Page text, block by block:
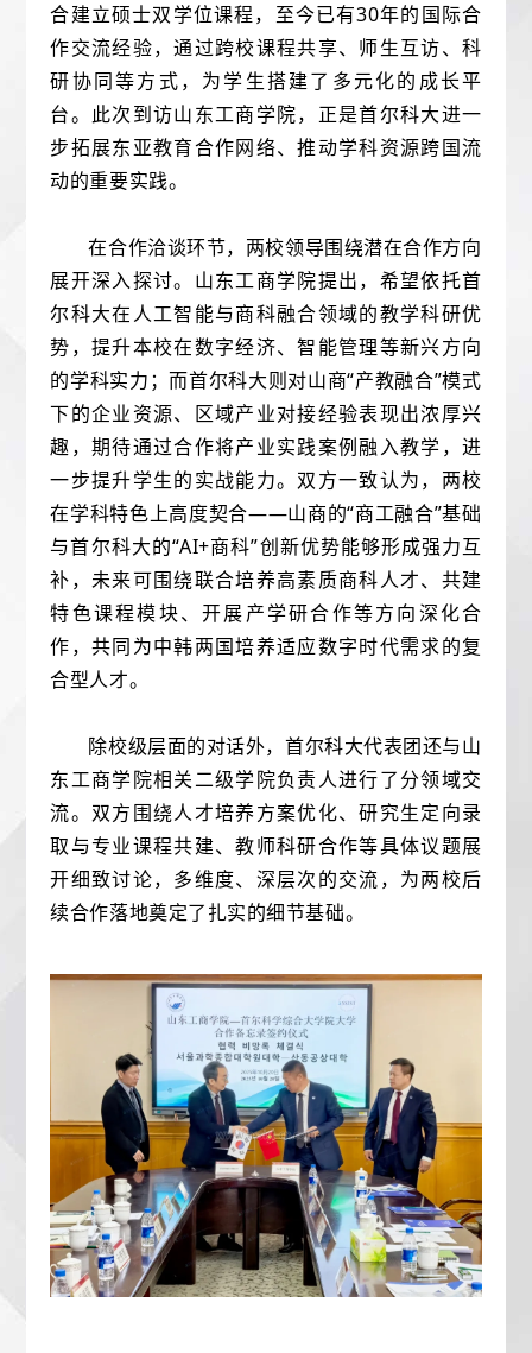
合建立硕士双学位课程，至今已有30年的国际合
作交流经验，通过跨校课程共享、师生互访、科
研协同等方式，为学生搭建了多元化的成长平
台。此次到访山东工商学院，正是首尔科大进一
步拓展东亚教育合作网络、推动学科资源跨国流
动的重要实践。
在合作洽谈环节，两校领导围绕潜在合作方向
展开深入探讨。山东工商学院提出，希望依托首
尔科大在人工智能与商科融合领域的教学科研优
势，提升本校在数字经济、智能管理等新兴方向
的学科实力；而首尔科大则对山商“产教融合”模式
下的企业资源、区域产业对接经验表现出浓厚兴
趣，期待通过合作将产业实践案例融入教学，进
一步提升学生的实战能力。双方一致认为，两校
在学科特色上高度契合——山商的“商工融合”基础
与首尔科大的“AI+商科”创新优势能够形成强力互
补，未来可围绕联合培养高素质商科人才、共建
特色课程模块、开展产学研合作等方向深化合
作，共同为中韩两国培养适应数字时代需求的复
合型人才。
除校级层面的对话外，首尔科大代表团还与山
东工商学院相关二级学院负责人进行了分领域交
流。双方围绕人才培养方案优化、研究生定向录
取与专业课程共建、教师科研合作等具体议题展
开细致讨论，多维度、深层次的交流，为两校后
续合作落地奠定了扎实的细节基础。